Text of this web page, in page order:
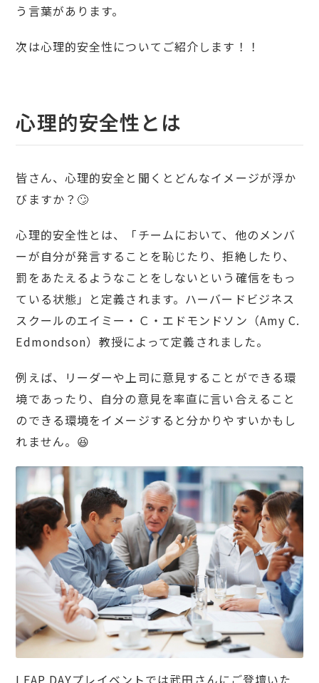
う言葉があります。
次は心理的安全性についてご紹介します！！
心理的安全性とは
皆さん、心理的安全と聞くとどんなイメージが浮か
びますか？🙄
心理的安全性とは、「チームにおいて、他のメンバ
ーが自分が発言することを恥じたり、拒絶したり、
罰をあたえるようなことをしないという確信をもっ
ている状態」と定義されます。ハーバードビジネス
スクールのエイミー・Ｃ・エドモンドソン（Amy C.
Edmondson）教授によって定義されました。
例えば、リーダーや上司に意見することができる環
境であったり、自分の意見を率直に言い合えること
のできる環境をイメージすると分かりやすいかもし
れません。😆
LEAP DAYプレイベントでは武田さんにご登壇いた